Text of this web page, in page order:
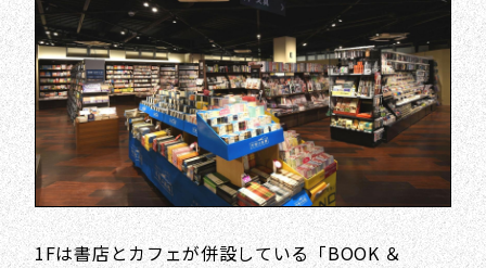
1Fは書店とカフェが併設している「BOOK ＆